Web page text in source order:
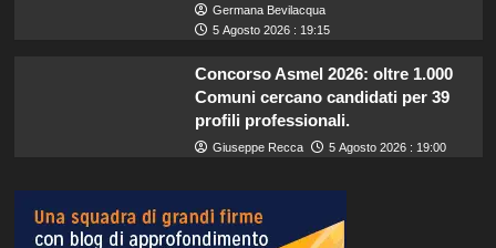
Germana Bevilacqua
5 Agosto 2026 : 19:15
Concorso Asmel 2026: oltre 1.000
Comuni cercano candidati per 39
profili professionali.
Giuseppe Recca 5 Agosto 2026 : 19:00